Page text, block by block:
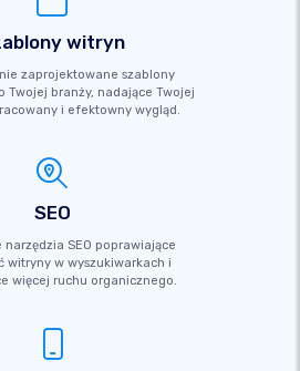
witryn
zaprojektowane szablony
Twojej branży, nadające Twojej
i efektowny wygląd.
SEO
narzędzia SEO poprawiające
witryny w wyszukiwarkach i
więcej ruchu organicznego.